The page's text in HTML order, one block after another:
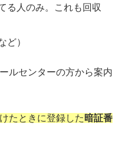
る人のみ。これも回収
ど）
ルセンターの方から案内
たときに登録した 暗証番